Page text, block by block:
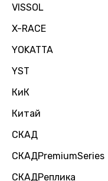
VISSOL
X-RACE
YOKATTA
YST
КиК
Китай
СКАД
СКАДPremiumSeries
СКАДРеплика